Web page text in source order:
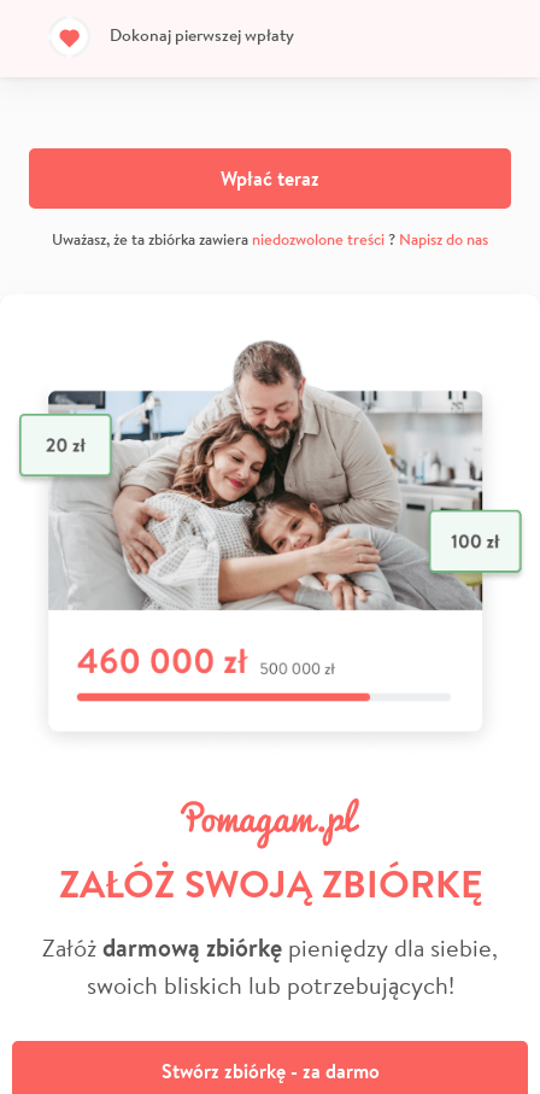
Dokonaj pierwszej wpłaty
Wpłać teraz
Uważasz, że ta zbiórka zawiera niedozwolone treści? Napisz do nas
ZAŁÓŻ SWOJĄ ZBIÓRKĘ
Załóżdarmową zbiórkę pieniędzy dla siebie,
swoich bliskich lub potrzebujących!
Stwórz zbiórkę - za darmo